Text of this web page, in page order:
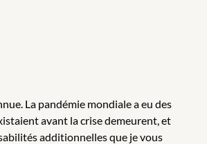
La pandémie mondiale a eu des
avant la crise demeurent, et
additionnelles que je vous